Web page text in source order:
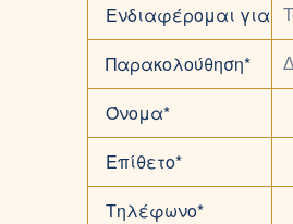
Ενδιαφέρομαι για
Παρακολούθηση*
Όνομα*
Επίθετο*
Τηλέφωνο*